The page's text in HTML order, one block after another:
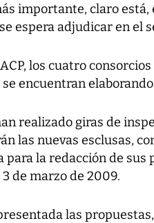
importante, claro está,
espera adjudicar en el
los cuatro
encuentran
realizado giras de
las nuevas esclusas,
para la redacción de sus
de marzo de 2009.
las